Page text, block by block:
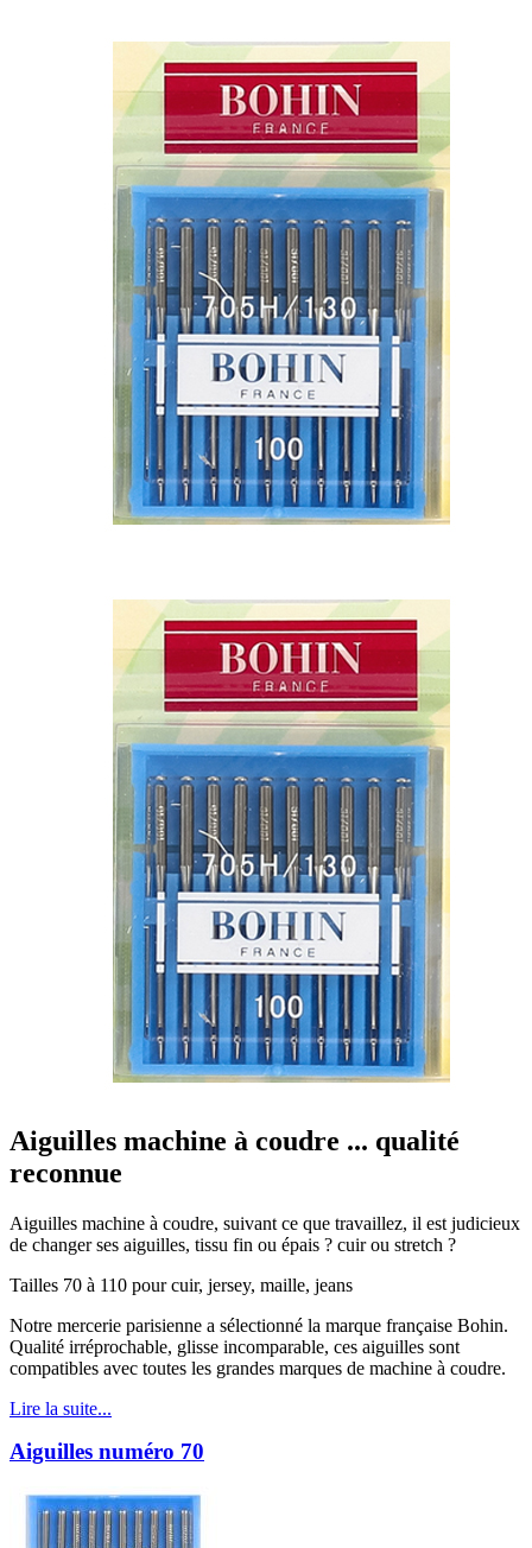
Aiguilles machine à coudre ... qualité
reconnue
Aiguilles machine à coudre, suivant ce que travaillez, il est judicieux
de changer ses aiguilles, tissu fin ou épais ? cuir ou stretch ?
Tailles 70 à 110 pour cuir, jersey, maille, jeans
Notre mercerie parisienne a sélectionné la marque française Bohin.
Qualité irréprochable, glisse incomparable, ces aiguilles sont
compatibles avec toutes les grandes marques de machine à coudre.
Lire la suite...
Aiguilles numéro 70